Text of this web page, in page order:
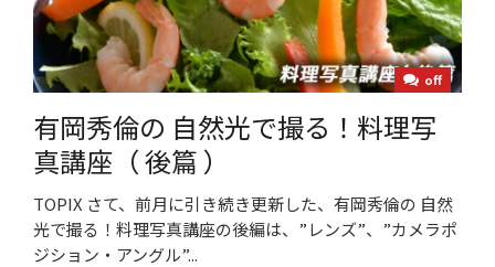
off
有岡秀倫の 自然光で撮る！料理写
真講座（ 後篇 ）
TOPIX さて、前月に引き続き更新した、有岡秀倫の 自然
光で撮る！料理写真講座の後編は、”レンズ”、”カメラポ
ジション・アングル”...